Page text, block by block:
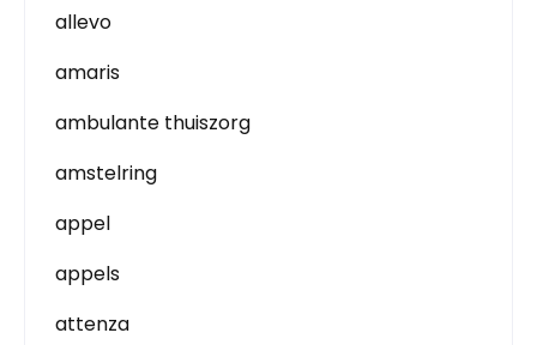
allevo
amaris
ambulante thuiszorg
amstelring
appel
appels
attenza